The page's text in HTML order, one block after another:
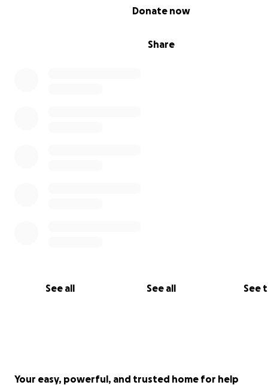
Share
Donate now
See all See all See
Your easy, powerful, and trusted home for help